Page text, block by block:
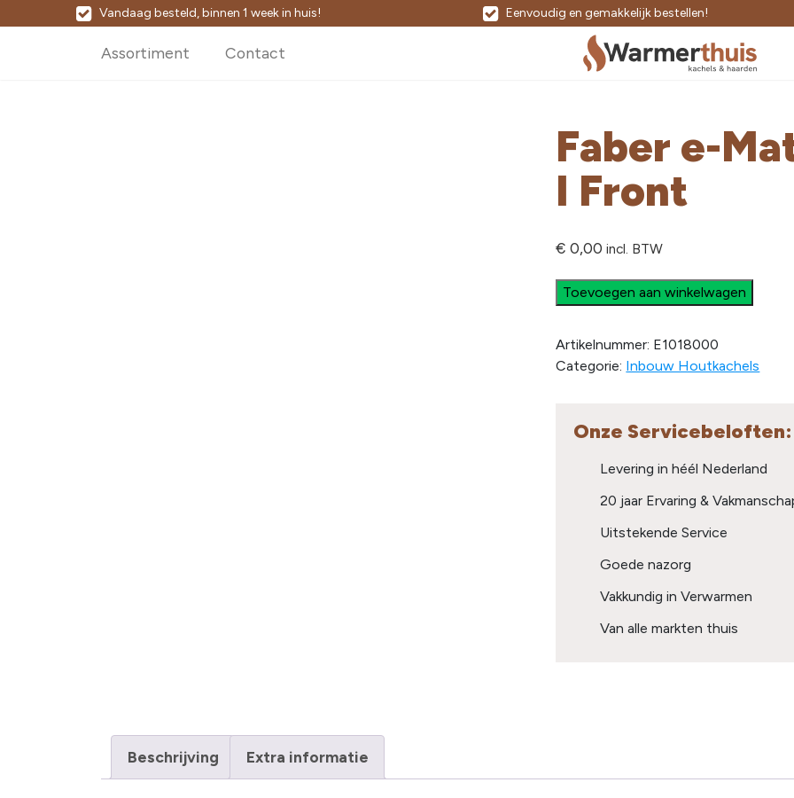
Vandaag besteld, binnen 1 week in huis! Eenvoudig en gemakkelijk bestellen!
Assortiment Contact
Faber e-
I Front
€ 0,00 incl. BTW
Toevoegen aan winkelwagen
Artikelnummer: E1018000
Categorie: Inbouw Houtkachels
Onze Servicebeloften:
Levering in héél Nederland
20 jaar Ervaring &
Uitstekende Service
Goede nazorg
Vakkundig in Verwarmen
Van alle markten thuis
Beschrijving Extra informatie